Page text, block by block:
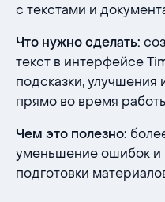
с текстами и
Что нужно сделать:
текст в интерфейсе
подсказки,
прямо во время
Чем это полезно:
уменьшение ошибок и
подготовки